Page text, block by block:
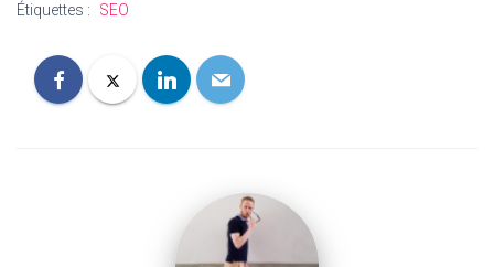
Étiquettes : SEO